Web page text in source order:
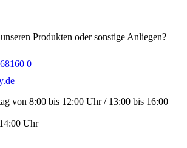
Produkten oder sonstige Anliegen?
0
von 8:00 bis 12:00 Uhr / 13:00 bis 16:00
Uhr